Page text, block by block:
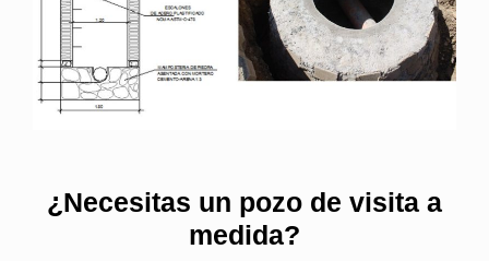
¿Necesitas un pozo de visita a
medida?